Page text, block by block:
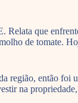
que
de tomate.
região, então foi
na